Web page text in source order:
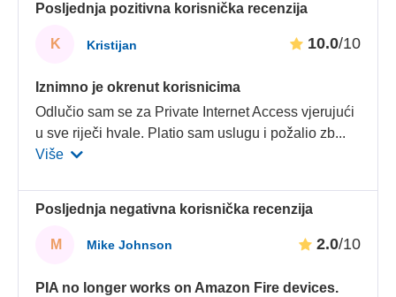
Posljednja pozitivna korisnička recenzija
K Kristijan 10.0/10
Iznimno je okrenut korisnicima
Odlučio sam se za Private Internet Access vjerujući
u sve riječi hvale. Platio sam uslugu i požalio zb...
Više
Posljednja negativna korisnička recenzija
M Mike Johnson 2.0/10
PIA no longer works on Amazon Fire devices.